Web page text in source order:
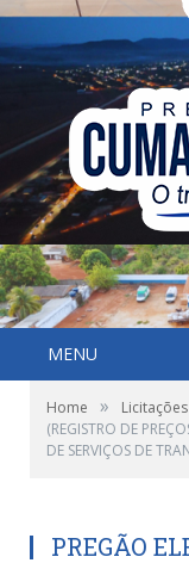
MENU
Home » Licitações
(REGISTRO DE
DE SERVIÇOS DE
PREGÃO